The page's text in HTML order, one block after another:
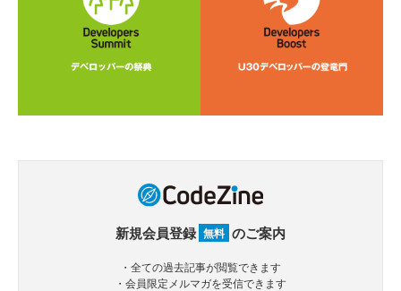
新規会員登録 無料 のご案内
・全ての過去記事が閲覧できます
・会員限定メルマガを受信できます